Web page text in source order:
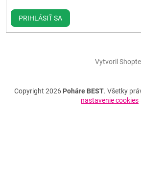
PRIHLÁSIŤ SA
Vytvoril
Copyright 2026 Poháre BEST. Všetky
nastavenie cookies